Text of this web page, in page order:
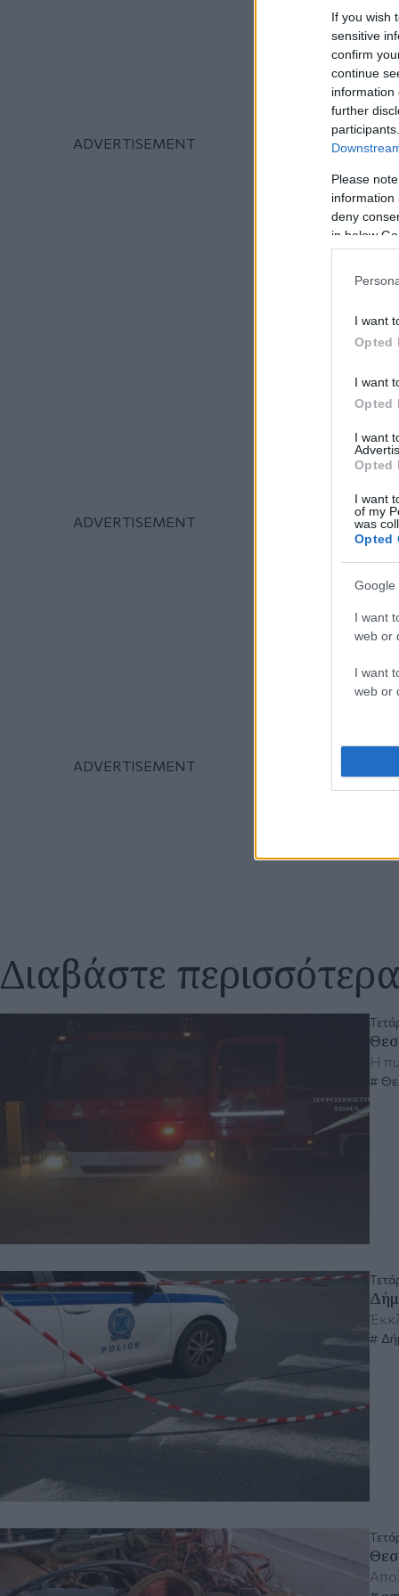
If you wish
sensitive
confirm
continue
information
further
Please
information
deny
in below
I want
Opted
I want
Opted
I want
Opted
I want
of my
was
Opted
Google
I want
web or
I want
web or
Διαβάστε περισσότερα
Η